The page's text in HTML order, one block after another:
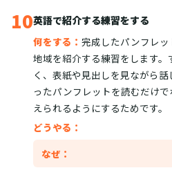
10英語で紹介する練習をする
何をする： 完成したパンフレ
地域を紹介する練習をします。
く、表紙や見出しを見ながら
ったパンフレットを読むだけ
えられるようにするためです。
どうやる：
なぜ：